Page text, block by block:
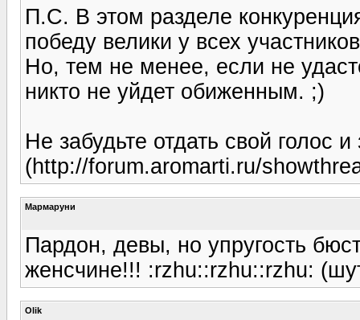
П.С. В этом разделе
победу велики у всех
Но, тем не менее, если не
никто не уйдет обиженным. ;)
Не забудьте отдать свой голос
(http://forum.aromarti.ru/
Мармаруни
Пардон, девы, но упругость
женсчине!!! :rzhu::rzhu::rzhu:
Olik